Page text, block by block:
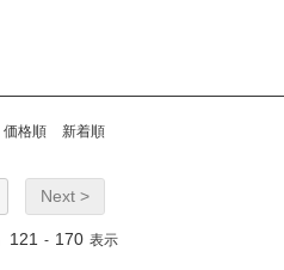
価格順 新着順
Next >
121 - 170 表示